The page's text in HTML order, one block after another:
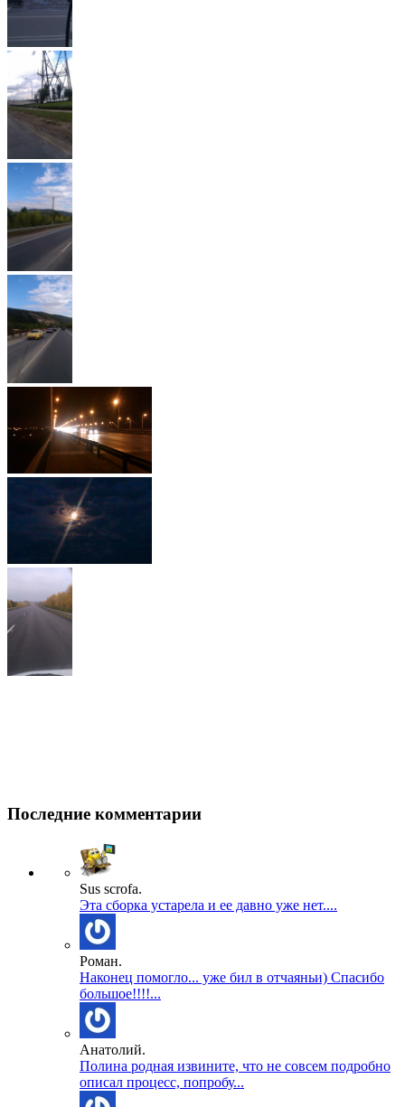
Последние комментарии
Sus scrofa.
Эта сборка устарела и ее давно уже нет....
Роман.
Наконец помогло... уже бил в отчаяньи) Спасибо
большое!!!!...
Анатолий.
Полина родная извините, что не совсем подробно
описал процесс, попробу...